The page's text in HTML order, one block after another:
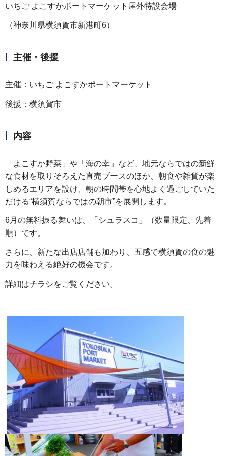
いちご よこすかポートマーケット屋外特設会場
（神奈川県横須賀市新港町6）
主催・後援
主催：いちご よこすかポートマーケット
後援：横須賀市
内容
「よこすか野菜」や「海の幸」など、地元ならではの新鮮
な食材を取りそろえた直売ブースのほか、朝食や雑貨が楽
しめるエリアを設け、朝の時間帯を心地よく過ごしていた
だける“横須賀ならではの朝市”を展開します。
6月の無料振る舞いは、「シュラスコ」（数量限定、先着
順）です。
さらに、新たな出店店舗も加わり、五感で横須賀の食の魅
力を味わえる絶好の機会です。
詳細はチラシをご覧ください。